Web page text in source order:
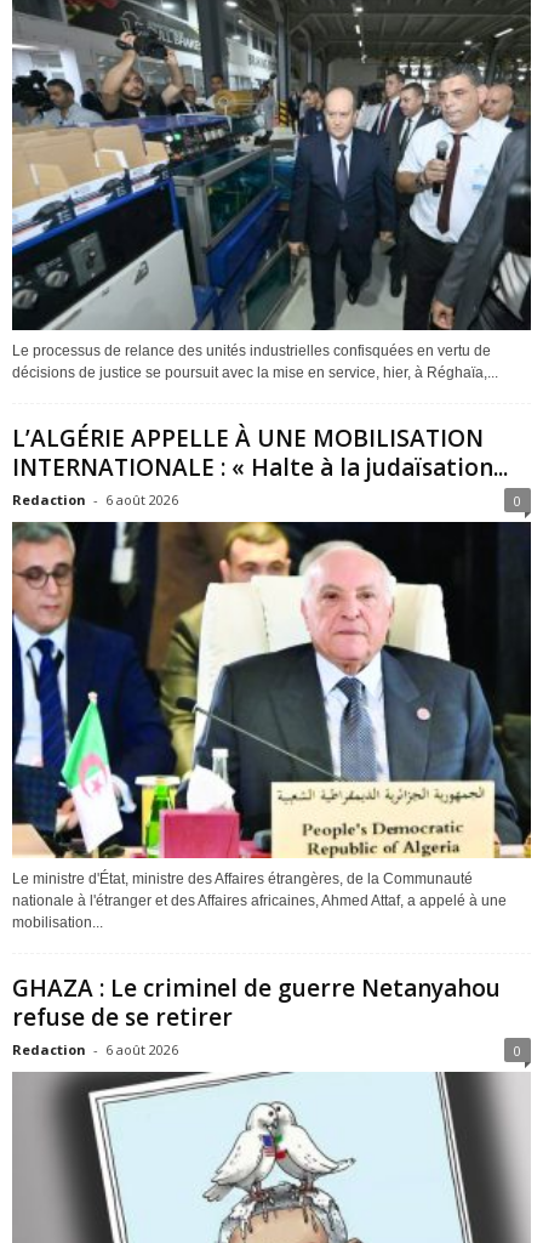
Le processus de relance des unités industrielles confisquées en vertu de
décisions de justice se poursuit avec la mise en service, hier, à Réghaïa,...
L’ALGÉRIE APPELLE À UNE MOBILISATION
INTERNATIONALE : « Halte à la judaïsation...
Redaction - 6 août 2026 0
Le ministre d'État, ministre des Affaires étrangères, de la Communauté
nationale à l'étranger et des Affaires africaines, Ahmed Attaf, a appelé à une
mobilisation...
GHAZA : Le criminel de guerre Netanyahou
refuse de se retirer
Redaction - 6 août 2026 0